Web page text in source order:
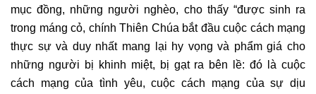
mục đồng, những người nghèo, cho thấy “được sinh ra
trong máng cỏ, chính Thiên Chúa bắt đầu cuộc cách mạng
thực sự và duy nhất mang lại hy vọng và phẩm giá cho
những người bị khinh miệt, bị gạt ra bên lề: đó là cuộc
cách mạng của tình yêu, cuộc cách mạng của sự dịu